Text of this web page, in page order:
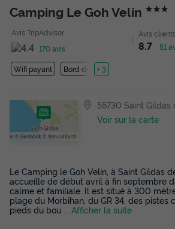
Camping Le Goh Velin ★★★
Avis TripAdvisor
170 avis
Avis clients
8.7 51
Wifi payant Bord de mer
+ 3
56730 Saint Gildas
Voir sur la carte
Le Camping le Goh Velin, à Saint Gildas
accueille de début avril à fin septembre
calme et familiale. Il est situé à 300
plage du Morbihan, du GR 34, des pistes
pieds du bou
... Afficher la suite